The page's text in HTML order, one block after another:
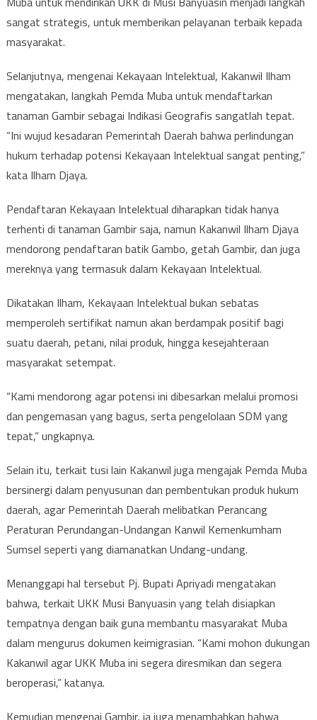
sangat strategis, untuk memberikan pelayanan terbaik kepada
masyarakat.
Selanjutnya, mengenai Kekayaan Intelektual, Kakanwil Ilham
mengatakan, langkah Pemda Muba untuk mendaftarkan
tanaman Gambir sebagai Indikasi Geografis sangatlah tepat.
“Ini wujud kesadaran Pemerintah Daerah bahwa perlindungan
hukum terhadap potensi Kekayaan Intelektual sangat penting,”
kata Ilham Djaya.
Pendaftaran Kekayaan Intelektual diharapkan tidak hanya
terhenti di tanaman Gambir saja, namun Kakanwil Ilham Djaya
mendorong pendaftaran batik Gambo, getah Gambir, dan juga
mereknya yang termasuk dalam Kekayaan Intelektual.
Dikatakan Ilham, Kekayaan Intelektual bukan sebatas
memperoleh sertifikat namun akan berdampak positif bagi
suatu daerah, petani, nilai produk, hingga kesejahteraan
masyarakat setempat.
“Kami mendorong agar potensi ini dibesarkan melalui promosi
dan pengemasan yang bagus, serta pengelolaan SDM yang
tepat,” ungkapnya.
Selain itu, terkait tusi lain Kakanwil juga mengajak Pemda Muba
bersinergi dalam penyusunan dan pembentukan produk hukum
daerah, agar Pemerintah Daerah melibatkan Perancang
Peraturan Perundangan-Undangan Kanwil Kemenkumham
Sumsel seperti yang diamanatkan Undang-undang.
Menanggapi hal tersebut Pj. Bupati Apriyadi mengatakan
bahwa, terkait UKK Musi Banyuasin yang telah disiapkan
tempatnya dengan baik guna membantu masyarakat Muba
dalam mengurus dokumen keimigrasian. “Kami mohon dukungan
Kakanwil agar UKK Muba ini segera diresmikan dan segera
beroperasi,” katanya.